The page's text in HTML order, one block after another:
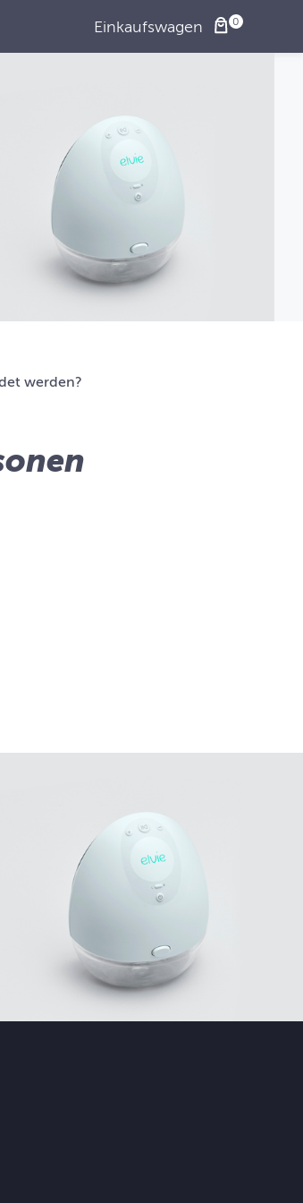
Einkaufswagen
werden?